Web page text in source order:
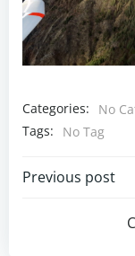
Categories:
No
Tags:
No Tag
Post
Previous post